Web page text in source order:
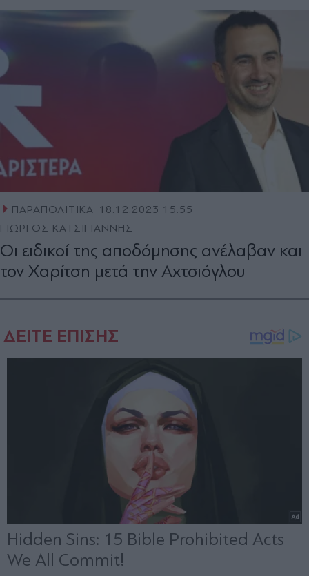
ΠΑΡΑΠΟΛΙΤΙΚΑ 18.12.2023 15:55
ΓΙΩΡΓΟΣ ΚΑΤΣΙΓΙΑΝΝΗΣ
Οι ειδικοί της αποδόμησης ανέλαβαν και
τον Χαρίτση μετά την Αχτσιόγλου